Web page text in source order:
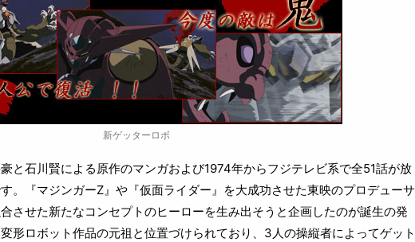
新ゲッターロボ
豪と石川賢による原作のマンガおよび1974年からフジテレビ系で全51話が放
。『マジンガーZ』や『仮面ライダー』を大成功させた東映のプロデューサ
させた新たなコンセプトのヒーローを生み出そうと企画したのが誕生の発
形ロボット作品の元祖と位置づけられており、3人の操縦者によってゲット